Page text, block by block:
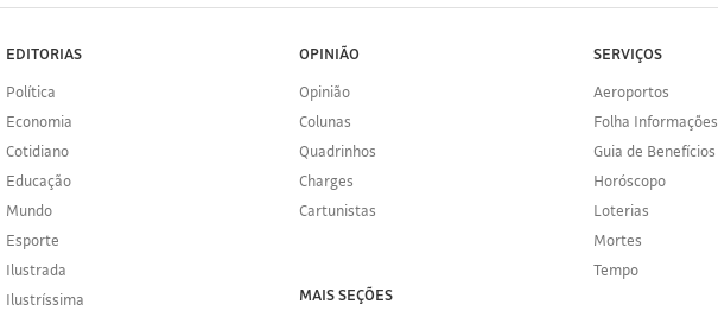
EDITORIAS
Política
Economia
Cotidiano
Educação
Mundo
Esporte
Ilustrada
Ilustríssima
OPINIÃO
Opinião
Colunas
Quadrinhos
Charges
Cartunistas
MAIS SEÇÕES
SERVIÇOS
Aeroportos
Folha Informações
Guia de Benefícios
Horóscopo
Loterias
Mortes
Tempo